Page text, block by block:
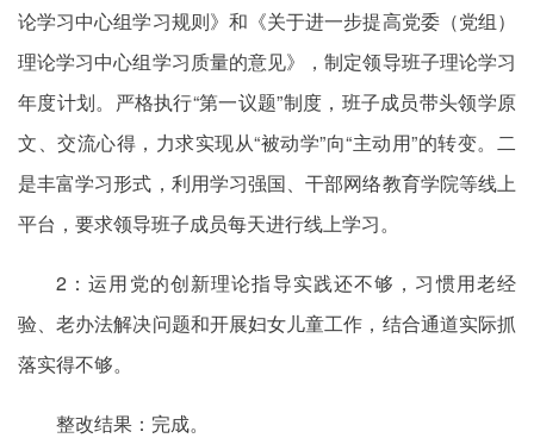
论学习中心组学习规则》和《关于进一步提高党委（党组）
理论学习中心组学习质量的意见》，制定领导班子理论学习
年度计划。严格执行“第一议题”制度，班子成员带头领学原
文、交流心得，力求实现从“被动学”向“主动用”的转变。二
是丰富学习形式，利用学习强国、干部网络教育学院等线上
平台，要求领导班子成员每天进行线上学习。
2：运用党的创新理论指导实践还不够，习惯用老经
验、老办法解决问题和开展妇女儿童工作，结合通道实际抓
落实得不够。
整改结果：完成。